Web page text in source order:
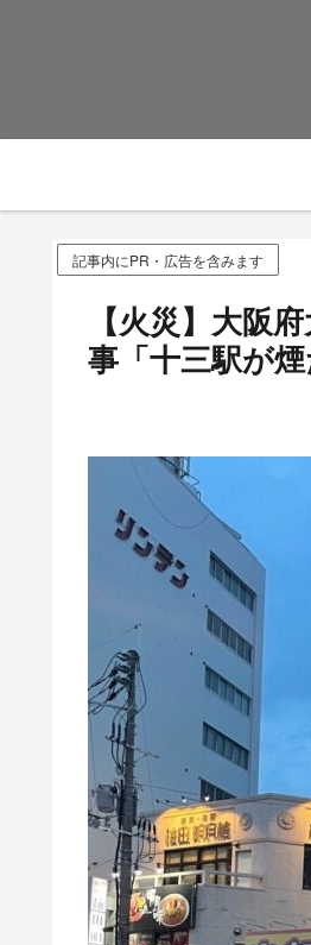
記事内にPR・広告を含みます
【火災】大阪
事「十三駅が